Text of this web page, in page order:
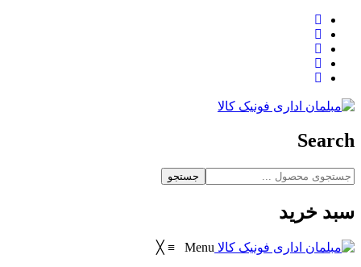
Search
جستجو
سبد خرید
Menu
≡
╳